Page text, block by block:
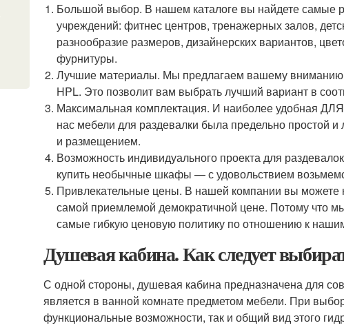
Большой выбор. В нашем каталоге вы найдете самые
учреждений: фитнес центров, тренажерных залов,
разнообразие размеров, дизайнерских вариантов,
фурнитуры.
Лучшие материалы. Мы предлагаем вашему вниманию
HPL. Это позволит вам выбрать лучший вариант в
Максимальная комплектация. И наиболее удобная
нас мебели для раздевалки была предельно простой
и размещением.
Возможность индивидуального проекта для
купить необычные шкафы — с удовольствием
Привлекательные цены. В нашей компании вы
самой приемлемой демократичной цене. Потому что
самые гибкую ценовую политику по отношению к
Душевая кабина. Как следует
С одной стороны, душевая кабина предназначена для
является в ванной комнате предметом мебели. При
функциональные возможности, так и общий вид этого